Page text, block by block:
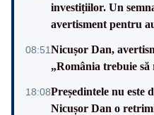
investițiilor. Un
avertisment pentru
08:51Nicușor Dan,
„România trebuie să
18:08Președintele nu este
Nicușor Dan o